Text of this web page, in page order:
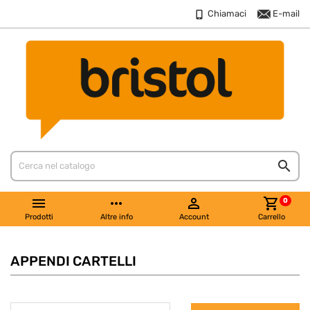
Chiamaci E-mail


Prodotti
more_horiz
Altre info

Account
shopping_cart 0
Carrello
APPENDI CARTELLI